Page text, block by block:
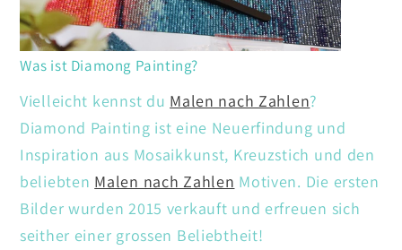
Was ist Diamong Painting?
Vielleicht kennst du Malen nach Zahlen?
Diamond Painting ist eine Neuerfindung und
Inspiration aus Mosaikkunst, Kreuzstich und den
beliebten Malen nach Zahlen Motiven. Die ersten
Bilder wurden 2015 verkauft und erfreuen sich
seither einer grossen Beliebtheit!